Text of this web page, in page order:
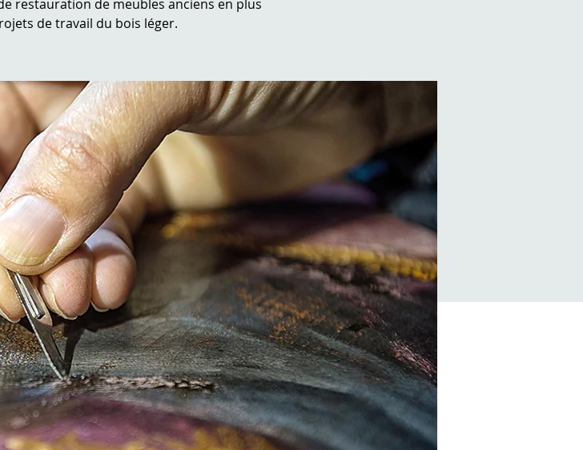
restauration de meubles anciens en plus
de travail du bois léger.